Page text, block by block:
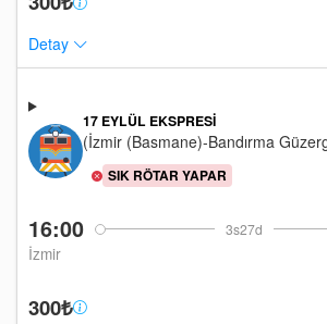
Detay
16:00 3s27d
İzmir
17 EYLÜL EKSPRESI
(İzmir (Basmane)-Bandırma
SIK RÖTAR YAPAR
300₺